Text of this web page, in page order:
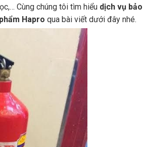
Cùng chúng tôi tìm hiểu dịch vụ bảo
Hapro qua bài viết dưới đây nhé.